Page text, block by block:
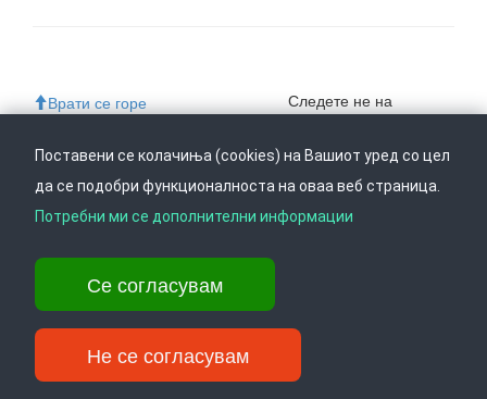
Врати се горе Следете не на
Ул. Даме Груев 14, Катна гаража Беко на 1-виот кат, 1000 Скопје,
Тел: +389 2 3103 601 (641), Факс: +389 2 3137 149 |
Поставени се колачиња (cookies) на Вашиот уред со цел
да се подобри функционалноста на оваа веб страница.
Потребни ми се дополнителни информации
Се согласувам
Не се согласувам